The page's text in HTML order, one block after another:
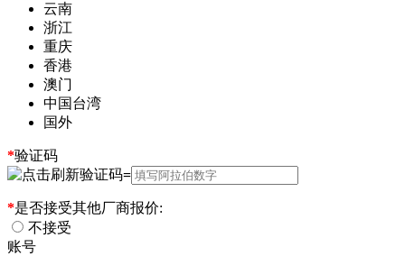
云南
浙江
重庆
香港
澳门
中国台湾
国外
*验证码
=
*是否接受其他厂商报价:
不接受
账号